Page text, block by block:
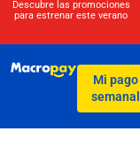
Descubre las promociones
para estrenar este verano
Mi pago
semanal